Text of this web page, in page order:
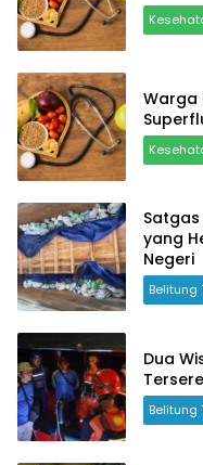
Warga
yang
Negeri
Belitung
Dua
Belitung